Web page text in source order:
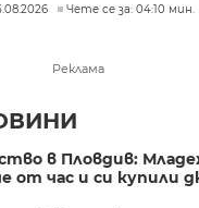
Чете се за: 04:10 мин.
Реклама
в Пловдив:
от час и си купили